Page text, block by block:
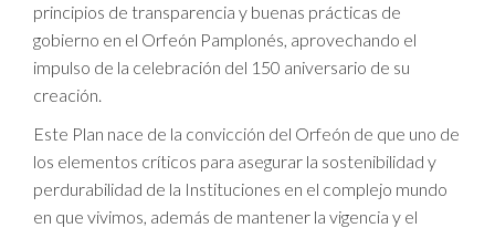
principios de transparencia y buenas prácticas de
gobierno en el Orfeón Pamplonés, aprovechando el
impulso de la celebración del 150 aniversario de su
creación.
Este Plan nace de la convicción del Orfeón de que uno de
los elementos críticos para asegurar la sostenibilidad y
perdurabilidad de la Instituciones en el complejo mundo
en que vivimos, además de mantener la vigencia y el